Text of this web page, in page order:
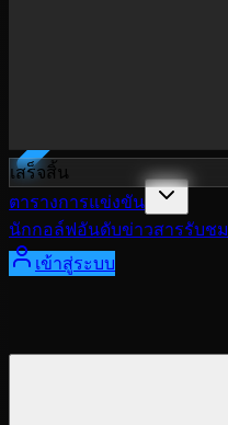
ตารางการแข่งขัน
นักกอล์ฟอันดับข่าวสารรับชม
เข้าสู่ระบบ
เสร็จสิ้น